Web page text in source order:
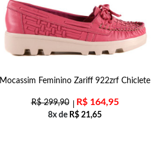
Mocassim Feminino Zariff 922zrf Chiclete
R$299,90 R$164,95
8x de R$ 21,65